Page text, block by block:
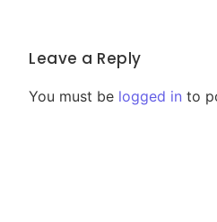
Leave a Reply
You must be logged in to